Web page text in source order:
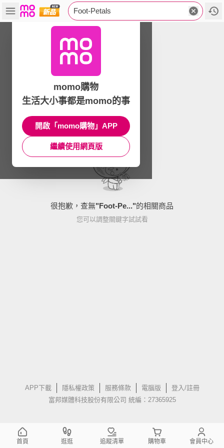
Foot-Petals
很抱歉，查無"Foot-Pe..."的相關商品
您可以調整關鍵字試試看
APP下載 隱私權政策 服務條款 電腦版
登入/註冊
富邦媒體科技股份有限公司 統編：27365925
momo購物
生活大小事都是momo的事
開啟「momo購物」APP
繼續使用網頁版
首頁 逛逛 追蹤清單 購物車 會員中心